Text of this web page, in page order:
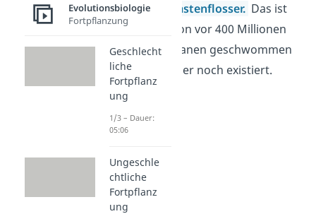
Fossile ist der
Quastenflosser. Das ist
einFisch
, der schon vor 400 Millionen
Jahren in den Ozeanen geschwommen
ist und heute immer noch existiert.
Evolutionsbiologie
Fortpflanzung
Geschlecht
liche
Fortpflanz
ung
1/3 – Dauer:
05:06
Ungeschle
chtliche
Fortpflanz
ung